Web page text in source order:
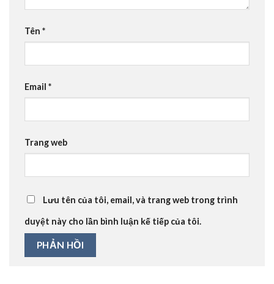
Tên *
Email *
Trang web
Lưu tên của tôi, email, và trang web trong trình
duyệt này cho lần bình luận kế tiếp của tôi.